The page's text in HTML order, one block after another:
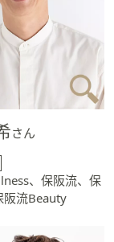
さん
、保阪流、保
阪流Beauty